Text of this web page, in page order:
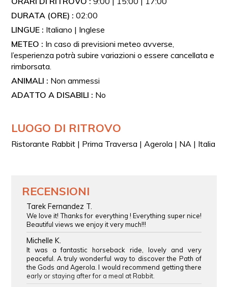
DURATA (ORE) :02:00
LINGUE : Italiano | Inglese
METEO : In caso di previsioni meteo avverse,
l’esperienza potrà subire variazioni o essere cancellata e
rimborsata.
ANIMALI : Non ammessi
ADATTO A DISABILI : No
LUOGO DI RITROVO
Ristorante Rabbit | Prima Traversa | Agerola | NA | Italia
RECENSIONI
Tarek Fernandez T.
We love it! Thanks for everything ! Everything super nice!
Beautiful views we enjoy it very much!!!
Michelle K.
It was a fantastic horseback ride, lovely and very
peaceful. A truly wonderful way to discover the Path of
the Gods and Agerola. I would recommend getting there
early or staying after for a meal at Rabbit.